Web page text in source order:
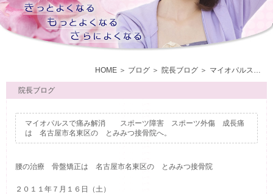
HOME ブログ 院長ブログ マイオパルスで痛み解消 スポーツ障害 スポーツ外傷 成長痛は 名古屋市名東区の とみみつ接骨院へ。
院長ブログ
マイオパルスで痛み解消 スポーツ障害 スポーツ外傷 成長痛
は 名古屋市名東区の とみみつ接骨院へ。
腰の治療 骨盤矯正は 名古屋市名東区の とみみつ接骨院
２０１１年７月１６日（土）